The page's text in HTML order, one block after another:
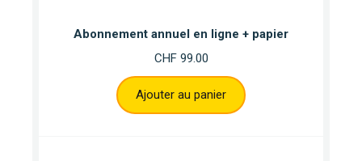
Abonnement annuel en ligne + papier
CHF99.00
Ajouter au panier